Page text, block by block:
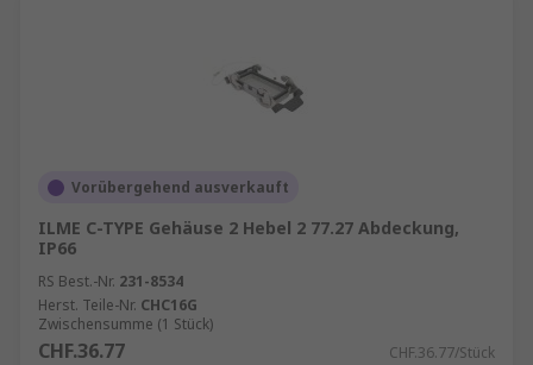
Vorübergehend ausverkauft
ILME C-TYPE Gehäuse 2 Hebel 2 77.27 Abdeckung,
IP66
RS Best.-Nr. 231-8534
Herst. Teile-Nr. CHC16G
Zwischensumme (1 Stück)
CHF.36.77 CHF.36.77/Stück